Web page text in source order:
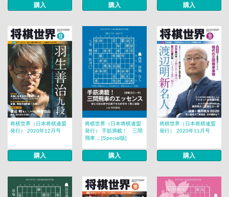
購入 購入 購入
将棋世界（日本将棋連盟
発行） 2020年12月号
購入
将棋世界（日本将棋連盟
発行） 手筋満載！ 三間
飛車... [Special版]
購入
将棋世界（日本将棋連盟
発行） 2020年11月号
購入